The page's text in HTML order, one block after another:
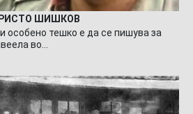
ШИШКОВ
особено тешко е да се пишува за
во…